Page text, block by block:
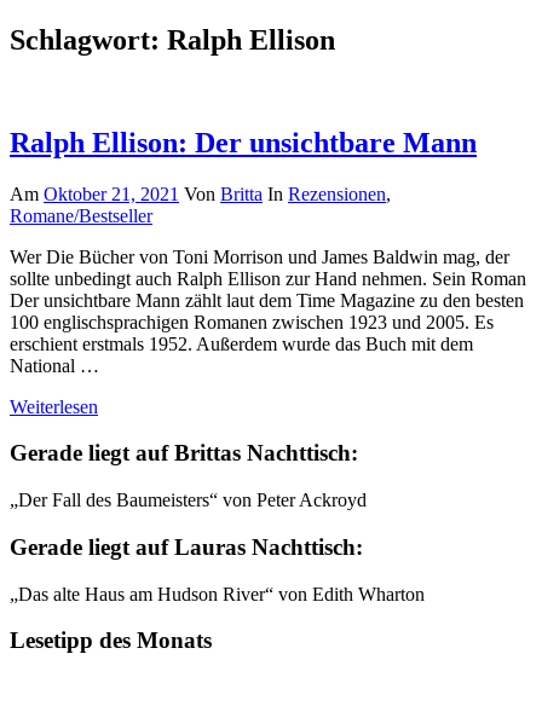
Schlagwort: Ralph Ellison
Ralph Ellison: Der unsichtbare Mann
Am Oktober 21, 2021 Von Britta In Rezensionen,
Romane/Bestseller
Wer Die Bücher von Toni Morrison und James Baldwin mag, der
sollte unbedingt auch Ralph Ellison zur Hand nehmen. Sein Roman
Der unsichtbare Mann zählt laut dem Time Magazine zu den besten
100 englischsprachigen Romanen zwischen 1923 und 2005. Es
erschient erstmals 1952. Außerdem wurde das Buch mit dem
National …
Weiterlesen
Gerade liegt auf Brittas Nachttisch:
„Der Fall des Baumeisters“ von Peter Ackroyd
Gerade liegt auf Lauras Nachttisch:
„Das alte Haus am Hudson River“ von Edith Wharton
Lesetipp des Monats